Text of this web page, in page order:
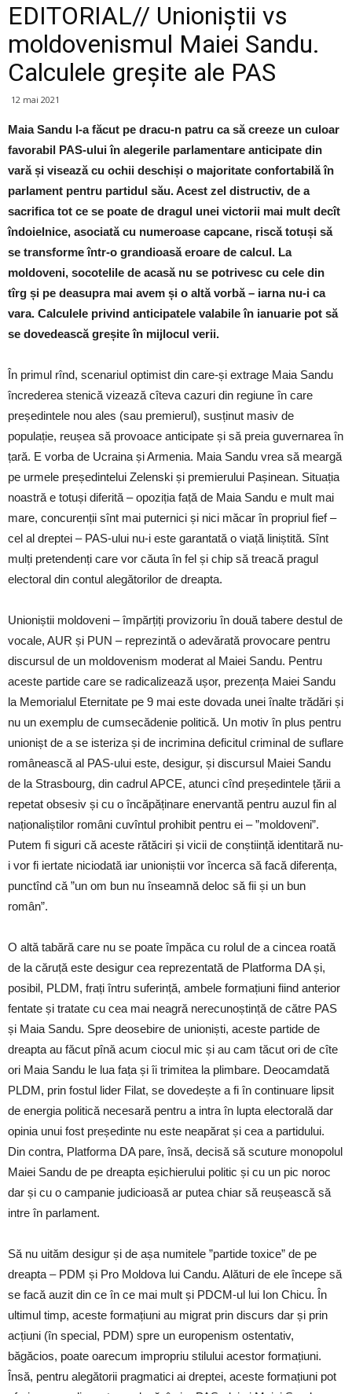
EDITORIAL// Unioniștii vs
moldovenismul Maiei Sandu.
Calculele greșite ale PAS
12 mai 2021
Maia Sandu l-a făcut pe dracu-n patru ca să creeze un culoar
favorabil PAS-ului în alegerile parlamentare anticipate din
vară și visează cu ochii deschiși o majoritate confortabilă în
parlament pentru partidul său. Acest zel distructiv, de a
sacrifica tot ce se poate de dragul unei victorii mai mult decît
îndoielnice, asociată cu numeroase capcane, riscă totuși să
se transforme într-o grandioasă eroare de calcul. La
moldoveni, socotelile de acasă nu se potrivesc cu cele din
tîrg și pe deasupra mai avem și o altă vorbă – iarna nu-i ca
vara. Calculele privind anticipatele valabile în ianuarie pot să
se dovedească greșite în mijlocul verii.
În primul rînd, scenariul optimist din care-și extrage Maia Sandu
încrederea stenică vizează cîteva cazuri din regiune în care
președintele nou ales (sau premierul), susținut masiv de
populație, reușea să provoace anticipate și să preia guvernarea în
țară. E vorba de Ucraina și Armenia. Maia Sandu vrea să meargă
pe urmele președintelui Zelenski și premierului Pașinean. Situația
noastră e totuși diferită – opoziția față de Maia Sandu e mult mai
mare, concurenții sînt mai puternici și nici măcar în propriul fief –
cel al dreptei – PAS-ului nu-i este garantată o viață liniștită. Sînt
mulți pretendenți care vor căuta în fel și chip să treacă pragul
electoral din contul alegătorilor de dreapta.
Unioniștii moldoveni – împărțiți provizoriu în două tabere destul de
vocale, AUR și PUN – reprezintă o adevărată provocare pentru
discursul de un moldovenism moderat al Maiei Sandu. Pentru
aceste partide care se radicalizează ușor, prezența Maiei Sandu
la Memorialul Eternitate pe 9 mai este dovada unei înalte trădări și
nu un exemplu de cumsecădenie politică. Un motiv în plus pentru
unionișt de a se isteriza și de incrimina deficitul criminal de suflare
românească al PAS-ului este, desigur, și discursul Maiei Sandu
de la Strasbourg, din cadrul APCE, atunci cînd președintele țării a
repetat obsesiv și cu o încăpăținare enervantă pentru auzul fin al
naționaliștilor români cuvîntul prohibit pentru ei – ”moldoveni”.
Putem fi siguri că aceste rătăciri și vicii de conștiință identitară nu-
i vor fi iertate niciodată iar unioniștii vor încerca să facă diferența,
punctînd că ”un om bun nu înseamnă deloc să fii și un bun
român”.
O altă tabără care nu se poate împăca cu rolul de a cincea roată
de la căruță este desigur cea reprezentată de Platforma DA și,
posibil, PLDM, frați întru suferință, ambele formațiuni fiind anterior
fentate și tratate cu cea mai neagră nerecunoștință de către PAS
și Maia Sandu. Spre deosebire de unioniști, aceste partide de
dreapta au făcut pînă acum ciocul mic și au cam tăcut ori de cîte
ori Maia Sandu le lua fața și îi trimitea la plimbare. Deocamdată
PLDM, prin fostul lider Filat, se dovedește a fi în continuare lipsit
de energia politică necesară pentru a intra în lupta electorală dar
opinia unui fost președinte nu este neapărat și cea a partidului.
Din contra, Platforma DA pare, însă, decisă să scuture monopolul
Maiei Sandu de pe dreapta eșichierului politic și cu un pic noroc
dar și cu o campanie judicioasă ar putea chiar să reușească să
intre în parlament.
Să nu uităm desigur și de așa numitele ”partide toxice” de pe
dreapta – PDM și Pro Moldova lui Candu. Alături de ele începe să
se facă auzit din ce în ce mai mult și PDCM-ul lui Ion Chicu. În
ultimul timp, aceste formațiuni au migrat prin discurs dar și prin
acțiuni (în special, PDM) spre un europenism ostentativ,
băgăcios, poate oarecum impropriu stilului acestor formațiuni.
Însă, pentru alegătorii pragmatici ai dreptei, aceste formațiuni pot